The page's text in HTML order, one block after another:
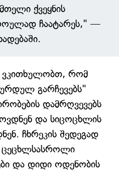
ქვეყნის
ჩაატარეს," —
ვკითხულობთ, რომ
გარჩევებს"
დამრღვევებს
და სიცოცხლის
ჩხრეკის შედეგად
ცეცხლსასროლი
და დიდი ოდენობის